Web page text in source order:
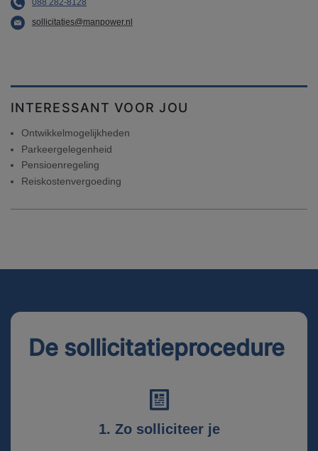
088 282-8128
sollicitaties@manpower.nl
INTERESSANT VOOR JOU
Ontwikkelmogelijkheden
Parkeergelegenheid
Pensioenregeling
Reiskostenvergoeding
De sollicitatieprocedure
1. Zo solliciteer je